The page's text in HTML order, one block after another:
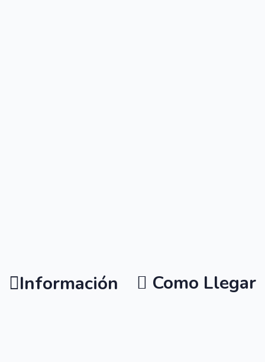
Información Como Llegar